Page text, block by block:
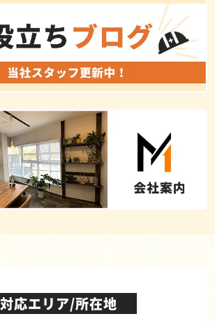
対応エリア/所在地